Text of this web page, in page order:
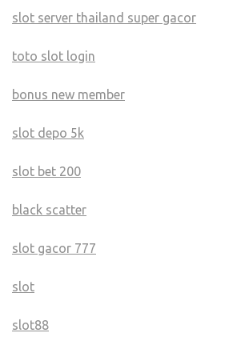
slot server thailand super gacor
toto slot login
bonus new member
slot depo 5k
slot bet 200
black scatter
slot gacor 777
slot
slot88